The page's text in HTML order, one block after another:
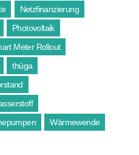
Netzfinanzierung
Photovoltaik
Meter Rollout
thüga
Wärmewende